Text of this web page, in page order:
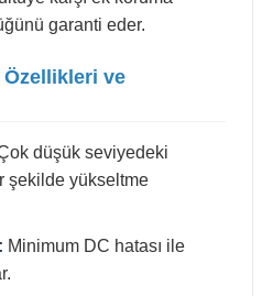
garanti eder.
Özellikleri ve
düşük seviyedeki
şekilde yükseltme
Minimum DC hatası ile